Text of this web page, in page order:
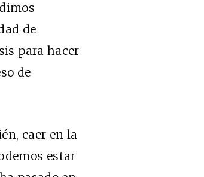
de
para hacer
de
caer en la
estar